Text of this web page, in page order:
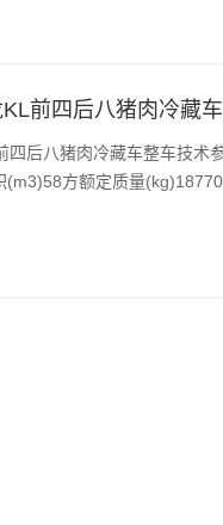
前四后八猪肉冷藏
四后八猪肉冷藏车整车技
方额定质量